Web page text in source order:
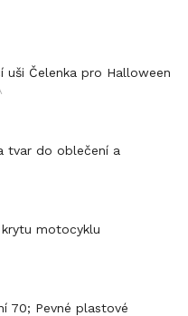
uši Čelenka pro Halloween
tvar do oblečení a
motocyklu
70; Pevné plastové